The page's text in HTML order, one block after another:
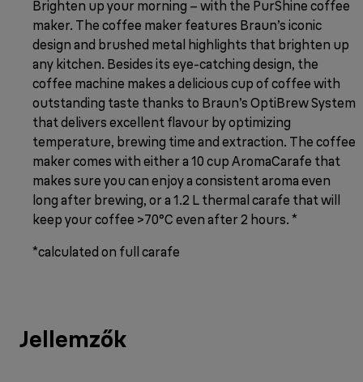
Brighten up your morning – with the PurShine coffee
maker. The coffee maker features Braun’s iconic
design and brushed metal highlights that brighten up
any kitchen. Besides its eye-catching design, the
coffee machine makes a delicious cup of coffee with
outstanding taste thanks to Braun’s OptiBrew System
that delivers excellent flavour by optimizing
temperature, brewing time and extraction. The coffee
maker comes with either a 10 cup AromaCarafe that
makes sure you can enjoy a consistent aroma even
long after brewing, or a 1.2 L thermal carafe that will
keep your coffee >70°C even after 2 hours. *
*calculated on full carafe
Jellemzők